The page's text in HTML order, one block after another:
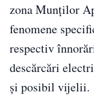
zona Munților
fenomene
respectiv
descărcări
și posibil vijelii.